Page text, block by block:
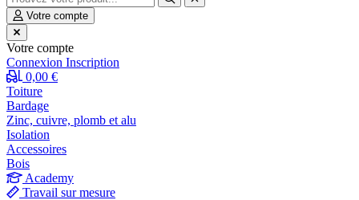
Votre compte
Votre compte
Connexion Inscription
0,00 €
Toiture
Bardage
Zinc, cuivre, plomb et alu
Isolation
Accessoires
Bois
Academy
Travail sur mesure